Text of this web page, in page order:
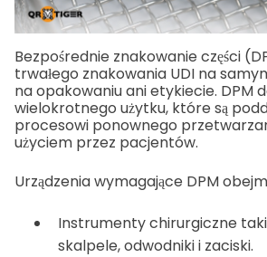
Bezpośrednie znakowanie części
trwałego znakowania UDI na
na opakowaniu ani etykiecie. DPM
wielokrotnego użytku, które są
procesowi ponownego
użyciem przez pacjentów.
Urządzenia wymagające DPM
Instrumenty chirurgiczne
skalpele, odwodniki i zaciski.